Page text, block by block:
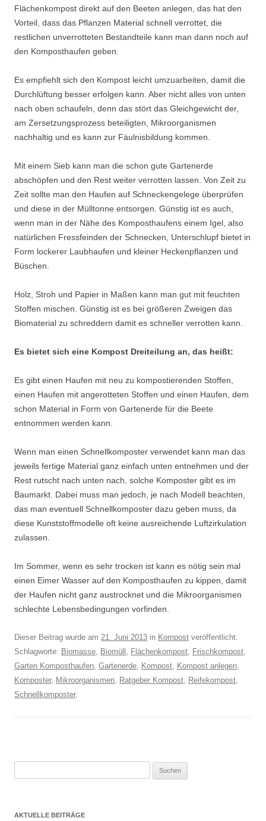
Flächenkompost direkt auf den Beeten anlegen, das hat den
Vorteil, dass das Pflanzen Material schnell verrottet, die
restlichen unverrotteten Bestandteile kann man dann noch auf
den Komposthaufen geben.
Es empfiehlt sich den Kompost leicht umzuarbeiten, damit die
Durchlüftung besser erfolgen kann. Aber nicht alles von unten
nach oben schaufeln, denn das stört das Gleichgewicht der,
am Zersetzungsprozess beteiligten, Mikroorganismen
nachhaltig und es kann zur Fäulnisbildung kommen.
Mit einem Sieb kann man die schon gute Gartenerde
abschöpfen und den Rest weiter verrotten lassen. Von Zeit zu
Zeit sollte man den Haufen auf Schneckengelege überprüfen
und diese in der Mülltonne entsorgen. Günstig ist es auch,
wenn man in der Nähe des Komposthaufens einem Igel, also
natürlichen Fressfeinden der Schnecken, Unterschlupf bietet in
Form lockerer Laubhaufen und kleiner Heckenpflanzen und
Büschen.
Holz, Stroh und Papier in Maßen kann man gut mit feuchten
Stoffen mischen. Günstig ist es bei größeren Zweigen das
Biomaterial zu schreddern damit es schneller verrotten kann.
Es bietet sich eine Kompost Dreiteilung an, das heißt:
Es gibt einen Haufen mit neu zu kompostierenden Stoffen,
einen Haufen mit angerotteten Stoffen und einen Haufen, dem
schon Material in Form von Gartenerde für die Beete
entnommen werden kann.
Wenn man einen Schnellkomposter verwendet kann man das
jeweils fertige Material ganz einfach unten entnehmen und der
Rest rutscht nach unten nach, solche Komposter gibt es im
Baumarkt. Dabei muss man jedoch, je nach Modell beachten,
das man eventuell Schnellkomposter dazu geben muss, da
diese Kunststoffmodelle oft keine ausreichende Luftzirkulation
zulassen.
Im Sommer, wenn es sehr trocken ist kann es nötig sein mal
einen Eimer Wasser auf den Komposthaufen zu kippen, damit
der Haufen nicht ganz austrocknet und die Mikroorganismen
schlechte Lebensbedingungen vorfinden.
Dieser Beitrag wurde am 21. Juni 2013 in Kompost veröffentlicht.
Schlagworte: Biomasse, Biomüll , Flächenkompost, Frischkompost,
Garten Komposthaufen, Gartenerde, Kompost, Kompost anlegen,
Komposter, Mikroorganismen, Ratgeber Kompost, Reifekompost,
Schnellkomposter.
AKTUELLE BEITRÄGE